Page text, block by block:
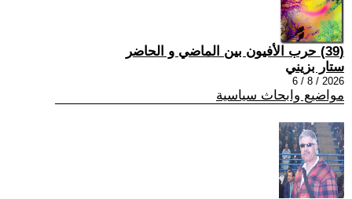
(39) حرب الأفيون بين الماضي و الحاضر
ستار بزيني
2026 / 8 / 6
مواضيع وابحاث سياسية